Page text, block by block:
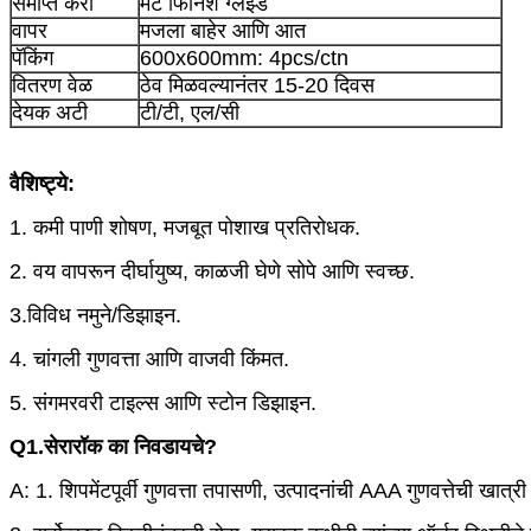
वापर
मजला बाहेर आणि आत
पॅकिंग
600x600mm: 4pcs/ctn
वितरण वेळ
ठेव मिळवल्यानंतर 15-20 दिवस
देयक अटी
टी/टी, एल/सी
वैशिष्ट्ये:
1. कमी पाणी शोषण, मजबूत पोशाख प्रतिरोधक.
2. वय वापरून दीर्घायुष्य, काळजी घेणे सोपे आणि स्वच्छ.
3.विविध नमुने/डिझाइन.
4. चांगली गुणवत्ता आणि वाजवी किंमत.
5. संगमरवरी टाइल्स आणि स्टोन डिझाइन.
Q1.सेरारॉक का निवडायचे?
A: 1. शिपमेंटपूर्वी गुणवत्ता तपासणी, उत्पादनांची AAA गुणवत्तेची